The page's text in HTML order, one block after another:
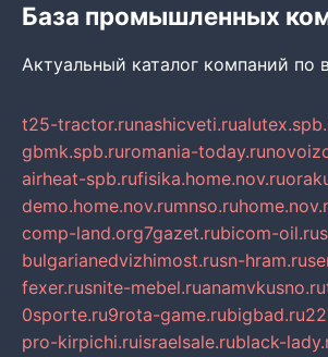
База промышленных
Актуальный каталог компаний по
t25-tractor.runashicveti.ru
gbmk.spb.ruromania-today.ru
airheat-spb.rufisika.home.nov.ru
demo.home.nov.rumnso.ru
comp-land.org7gazet.rubicom-oil.ru
bulgarianedvizhimost.rusn-hram.ru
fexer.rusnite-mebel.ruanamvkusno.ru
0sporte.ru9rota-game.rubigbad.ru
pro-kirpichi.ruisraelsale.rublack-